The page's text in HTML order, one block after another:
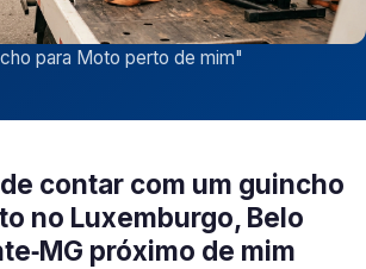
para Moto perto de mim"
contar com um guincho
no Luxemburgo, Belo
próximo de mim